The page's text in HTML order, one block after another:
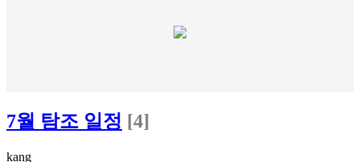
7월 탐조 일정 [4]
kang